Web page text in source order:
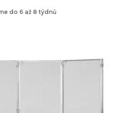
do 6 až 8 týdnů